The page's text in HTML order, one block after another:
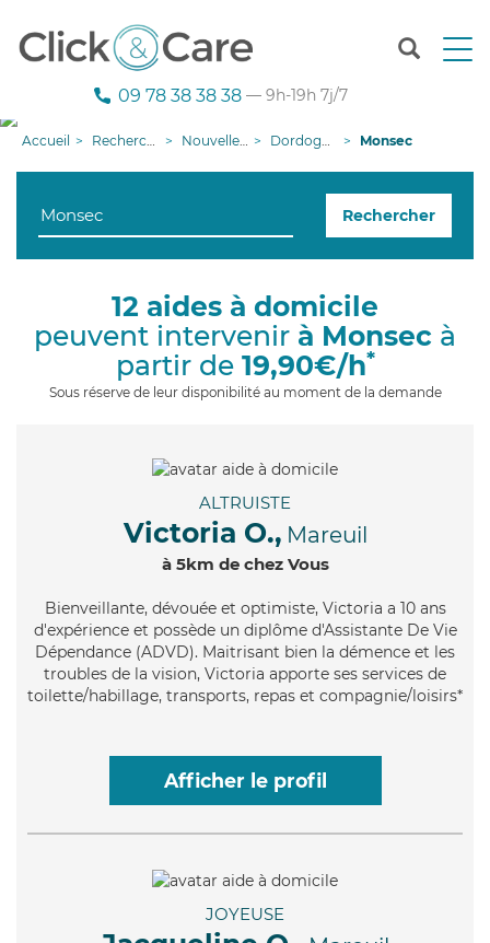
T
n
g
09 78 38 38 38 — 9h-19h 7j/7
Accueil Recherche aide à domicile Nouvelle-Aquitaine Dordogne Monsec
Rechercher
12 aides à domicile
peuvent intervenir à Monsec à
partir de 19,90€/h*
Sous réserve de leur disponibilité au moment de la demande
ALTRUISTE
Victoria O., Mareuil
à 5km de chez Vous
Bienveillante, dévouée et optimiste, Victoria a 10 ans
d'expérience et possède un diplôme d'Assistante De Vie
Dépendance (ADVD). Maitrisant bien la démence et les
troubles de la vision, Victoria apporte ses services de
toilette/habillage, transports, repas et compagnie/loisirs*
Afficher le profil
JOYEUSE